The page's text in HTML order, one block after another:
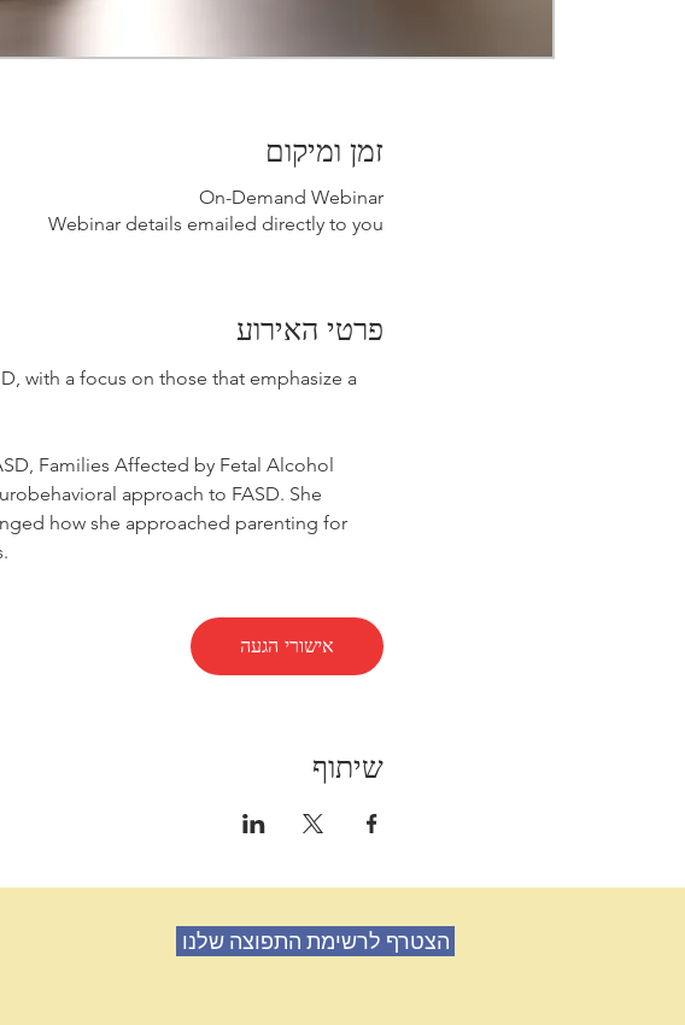
זמן ומיקום
On-Demand Webinar
Webinar details emailed directly to you
פרטי האירוע
with a focus on those that emphasize a
Families Affected by Fetal Alcohol
approach to FASD. She
how she approached parenting for
אישורי הגעה
שיתוף
הצטרף לרשימת התפוצה שלנו